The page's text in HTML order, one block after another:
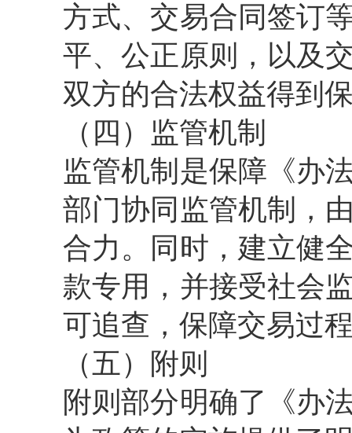
方式、交易合同签订
平、公正原则，以及
双方的合法权益得到
（四）监管机制
监管机制是保障《办
部门协同监管机制，
合力。同时，建立健
款专用，并接受社会
可追查，保障交易过
（五）附则
附则部分明确了《办